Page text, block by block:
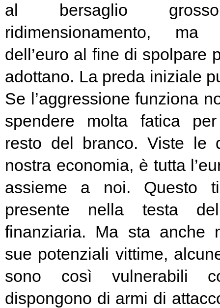
al bersaglio
ridimensionamento,
dell’euro al fine di spolpare
adottano. La preda iniziale
Se l’aggressione funziona
spendere molta fatica
resto del branco. Viste le
nostra economia, è tutta
assieme a noi. Questo
presente nella testa
finanziaria. Ma sta anche
sue potenziali vittime,
sono così vulnerabili
dispongono di armi di